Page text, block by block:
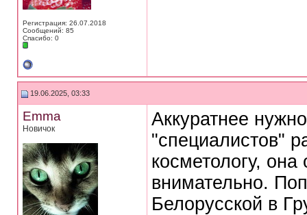
Регистрация: 26.07.2018
Сообщений: 85
Спасибо: 0
19.06.2025, 03:33
Emma
Новичок
Аккуратнее
"специалистов"
косметологу,
внимательно.
Белорусской в